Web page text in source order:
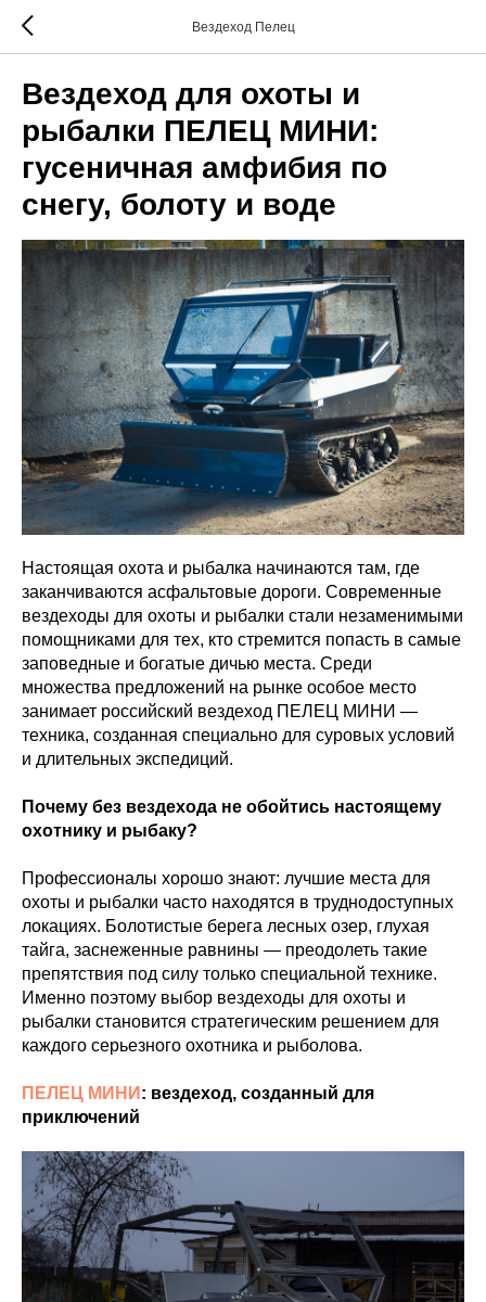
Вездеход Пелец
Вездеход для охоты и
рыбалки ПЕЛЕЦ МИНИ:
гусеничная амфибия по
снегу, болоту и воде
Настоящая охота и рыбалка начинаются там, где
заканчиваются асфальтовые дороги. Современные
вездеходы для охоты и рыбалки стали незаменимыми
помощниками для тех, кто стремится попасть в самые
заповедные и богатые дичью места. Среди
множества предложений на рынке особое место
занимает российский вездеход ПЕЛЕЦ МИНИ —
техника, созданная специально для суровых условий
и длительных экспедиций.
Почему без вездехода не обойтись настоящему
охотнику и рыбаку?
Профессионалы хорошо знают: лучшие места для
охоты и рыбалки часто находятся в труднодоступных
локациях. Болотистые берега лесных озер, глухая
тайга, заснеженные равнины — преодолеть такие
препятствия под силу только специальной технике.
Именно поэтому выбор вездеходы для охоты и
рыбалки становится стратегическим решением для
каждого серьезного охотника и рыболова.
ПЕЛЕЦ МИНИ : вездеход, созданный для
приключений